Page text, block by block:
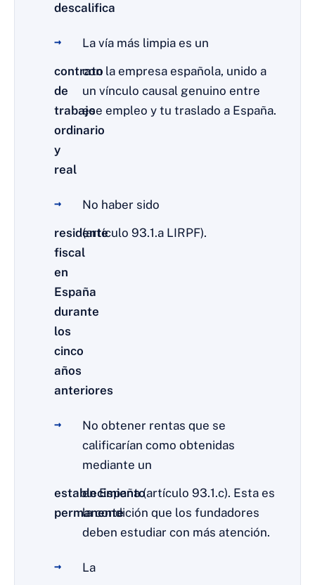
descalifica
La vía más limpia es un
contrato
de
trabajo
ordinario
y
real
con la empresa española, unido a
un vínculo causal genuino entre
ese empleo y tu traslado a España.
No haber sido
residente
fiscal
en
España
durante
los
cinco
años
anteriores
(artículo 93.1.a LIRPF).
No obtener rentas que se
calificarían como obtenidas
mediante un
establecimiento
permanente
en España (artículo 93.1.c). Esta es
la condición que los fundadores
deben estudiar con más atención.
La